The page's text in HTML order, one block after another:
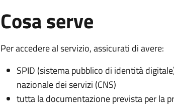
Cosa serve
Per accedere al servizio, assicurati di avere:
SPID (sistema pubblico di identità
nazionale dei servizi (CNS)
tutta la documentazione prevista per la